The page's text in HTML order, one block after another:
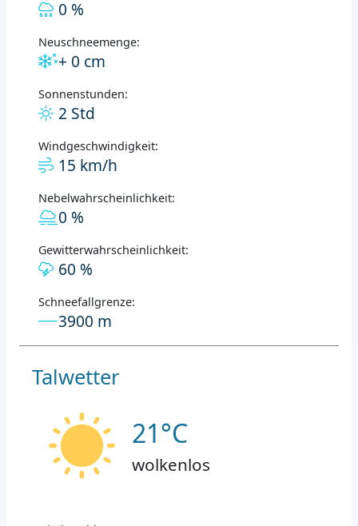
0 %
Neuschneemenge:
+ 0 cm
Sonnenstunden:
2 Std
Windgeschwindigkeit:
15 km/h
Nebelwahrscheinlichkeit:
0 %
Gewitterwahrscheinlichkeit:
60 %
Schneefallgrenze:
3900 m
Talwetter
21°C
wolkenlos